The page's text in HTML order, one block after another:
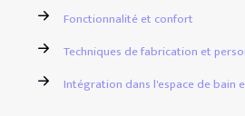
Fonctionnalité et confort
Techniques de fabrication et
Intégration dans l'espace de bain